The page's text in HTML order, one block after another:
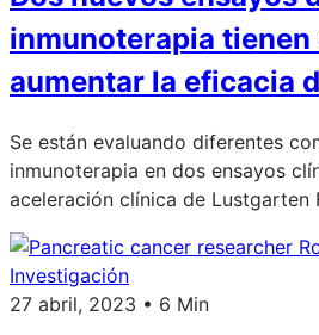
inmunoterapia
aumentar la eficacia
Se están evaluando diferentes
inmunoterapia en dos ensayos
aceleración clínica de Lustgarten
Investigación
27 abril, 2023 • 6 Min